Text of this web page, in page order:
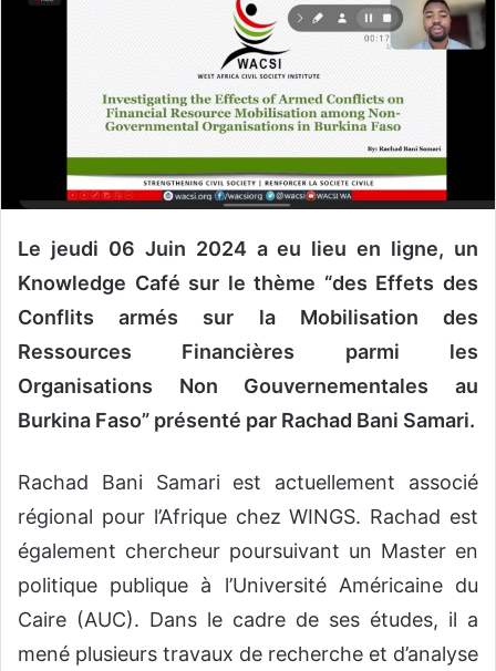
u
n
c
o
u
i
Le jeudi 06 Juin 2024 a eu lieu en ligne, un
Knowledge Café sur le thème “des Effets des
Conflits armés sur la Mobilisation des
Ressources Financières parmi les
Organisations Non Gouvernementales au
Burkina Faso” présenté par Rachad Bani Samari.
Rachad Bani Samari est actuellement associé
régional pour l’Afrique chez WINGS. Rachad est
également chercheur poursuivant un Master en
politique publique à l’Université Américaine du
Caire (AUC). Dans le cadre de ses études, il a
mené plusieurs travaux de recherche et d’analyse